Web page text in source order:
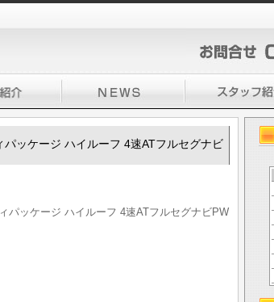
ッケージ ハイルーフ 4速ATフルセグナビ
パッケージ ハイルーフ 4速ATフルセグナビPW